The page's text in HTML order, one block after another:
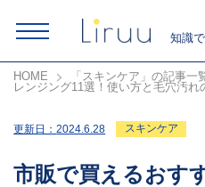
知識
HOME 「スキンケア」の記事一
レンジング11選！使い方と毛穴汚れ
更新日：2024.6.28 スキンケア
市販で買えるおす